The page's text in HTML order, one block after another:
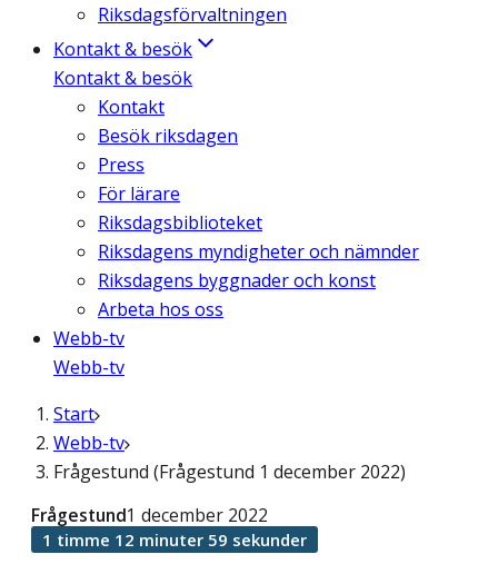
Riksdagsförvaltningen
Kontakt & besök
Kontakt & besök
Kontakt
Besök riksdagen
Press
För lärare
Riksdagsbiblioteket
Riksdagens myndigheter och nämnder
Riksdagens byggnader och konst
Arbeta hos oss
Webb-tv
Webb-tv
Start
Webb-tv
Frågestund (Frågestund 1 december 2022)
Frågestund1 december 2022
1 timme 12 minuter 59 sekunder